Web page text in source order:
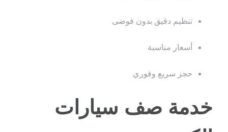
تنظيم دقيق بدون فوضى
أسعار مناسبة
حجز سريع وفوري
خدمة صف سيارات